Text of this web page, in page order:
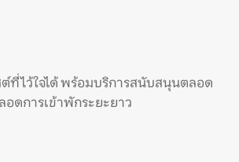
ที่ไว้ใจได้ พร้อมบริการสนับสนุนตลอด
อดการเข้าพักระยะยาว